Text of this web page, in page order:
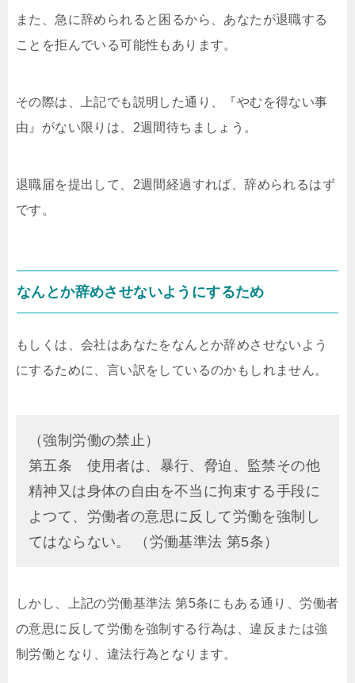
また、急に辞められると困るから、あなたが退職する
ことを拒んでいる可能性もあります。
その際は、上記でも説明した通り、『やむを得ない事
由』がない限りは、2週間待ちましょう。
退職届を提出して、2週間経過すれば、辞められるはず
です。
なんとか辞めさせないようにするため
もしくは、会社はあなたをなんとか辞めさせないよう
にするために、言い訳をしているのかもしれません。
（強制労働の禁止）
第五条 使用者は、暴行、脅迫、監禁その他
精神又は身体の自由を不当に拘束する手段に
よつて、労働者の意思に反して労働を強制し
てはならない。 （労働基準法 第5条）
しかし、上記の労働基準法 第5条にもある通り、労働者
の意思に反して労働を強制する行為は、違反または強
制労働となり、違法行為となります。